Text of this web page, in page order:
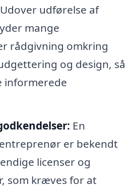
Udover udførelse af
mange
rådgivning omkring
og design, så
informerede
En
er bekendt
licenser og
som kræves for at